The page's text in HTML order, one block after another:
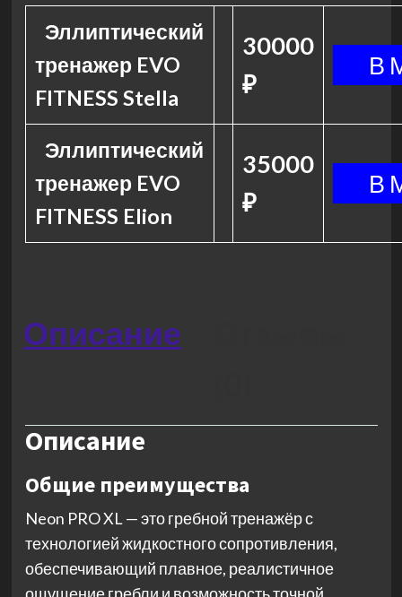
Эллиптический
тренажер EVO
FITNESS Stella
30000
₽
Эллиптический
тренажер EVO
FITNESS Elion
35000
₽
Описание
Описание
Общие преимущества
Neon PRO XL — это гребной тренажёр с
технологией жидкостного сопротивления,
обеспечивающий плавное, реалистичное